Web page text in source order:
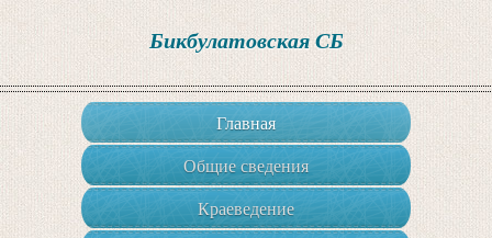
Бикбулатовская СБ
Главная
Общие сведения
Краеведение